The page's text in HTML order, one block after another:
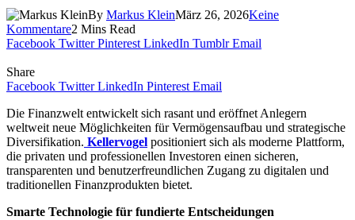
By Markus KleinMärz 26, 2026Keine
Kommentare2 Mins Read
Facebook Twitter Pinterest LinkedIn Tumblr Email
Share
Facebook Twitter LinkedIn Pinterest Email
Die Finanzwelt entwickelt sich rasant und eröffnet Anlegern
weltweit neue Möglichkeiten für Vermögensaufbau und strategische
Diversifikation. Kellervogel positioniert sich als moderne Plattform,
die privaten und professionellen Investoren einen sicheren,
transparenten und benutzerfreundlichen Zugang zu digitalen und
traditionellen Finanzprodukten bietet.
Smarte Technologie für fundierte Entscheidungen